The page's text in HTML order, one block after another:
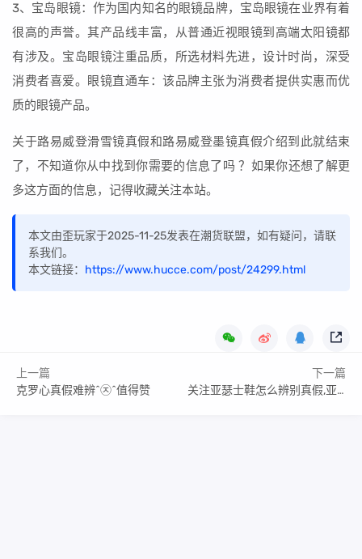
3、宝岛眼镜：作为国内知名的眼镜品牌，宝岛眼镜在业界有着
很高的声誉。其产品线丰富，从普通近视眼镜到高端太阳镜都
有涉及。宝岛眼镜注重品质，所选材料先进，设计时尚，深受
消费者喜爱。眼镜直通车：该品牌主张为消费者提供实惠而优
质的眼镜产品。
关于路易威登滑雪镜真假和路易威登墨镜真假介绍到此就结束
了，不知道你从中找到你需要的信息了吗 ？如果你还想了解更
多这方面的信息，记得收藏关注本站。
本文由歪玩家于2025-11-25发表在潮货联盟，如有疑问，请联
系我们。
本文链接： https://www.hucce.com/post/24299.html
上一篇
克罗心真假难辨ˆ㉨ˆ值得赞
下一篇
关注亚瑟士鞋怎么辨别真假,亚瑟士怎么鉴别真假